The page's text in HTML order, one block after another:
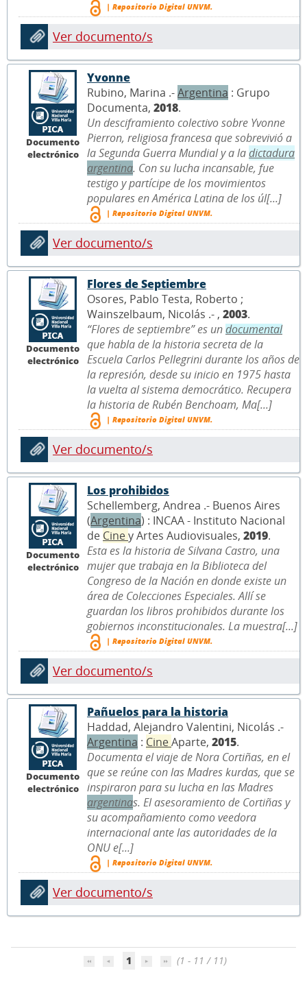
| Repositorio Digital UNVM.
Ver documento/s
Documento
electrónico
Yvonne
Rubino, Marina .-Argentina : Grupo
Documenta, 2018.
Un desciframiento colectivo sobre Yvonne
Pierron, religiosa francesa que sobrevivió a
la Segunda Guerra Mundial y a ladictadura
argentina. Con su lucha incansable, fue
testigo y partícipe de los movimientos
populares en América Latina de los úl[...]
| Repositorio Digital UNVM.
Ver documento/s
Documento
electrónico
Flores de Septiembre
Osores, Pablo Testa, Roberto ;
Wainszelbaum, Nicolás .- , 2003.
“Flores de septiembre” es undocumental
que habla de la historia secreta de la
Escuela Carlos Pellegrini durante los años de
la represión, desde su inicio en 1975 hasta
la vuelta al sistema democrático. Recupera
la historia de Rubén Benchoam, Ma[...]
| Repositorio Digital UNVM.
Ver documento/s
Documento
electrónico
Los prohibidos
Schellemberg, Andrea .- Buenos Aires
(Argentina) : INCAA - Instituto Nacional
de Ciney Artes Audiovisuales, 2019.
Esta es la historia de Silvana Castro, una
mujer que trabaja en la Biblioteca del
Congreso de la Nación en donde existe un
área de Colecciones Especiales. Allí se
guardan los libros prohibidos durante los
gobiernos inconstitucionales. La muestra[...]
| Repositorio Digital UNVM.
Ver documento/s
Documento
electrónico
Pañuelos para la historia
Haddad, Alejandro Valentini, Nicolás .-
Argentina : CineAparte, 2015.
Documenta el viaje de Nora Cortiñas, en el
que se reúne con las Madres kurdas, que se
inspiraron para su lucha en las Madres
argentinas. El asesoramiento de Cortiñas y
su acompañamiento como veedora
internacional ante las autoridades de la
ONU e[...]
| Repositorio Digital UNVM.
Ver documento/s
1 (1 - 11 / 11)